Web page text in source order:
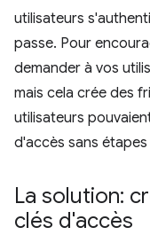
utilisateurs
passe. Pour
demander à vos
mais cela crée des
utilisateurs
d'accès sans
La solution:
clés d'accès